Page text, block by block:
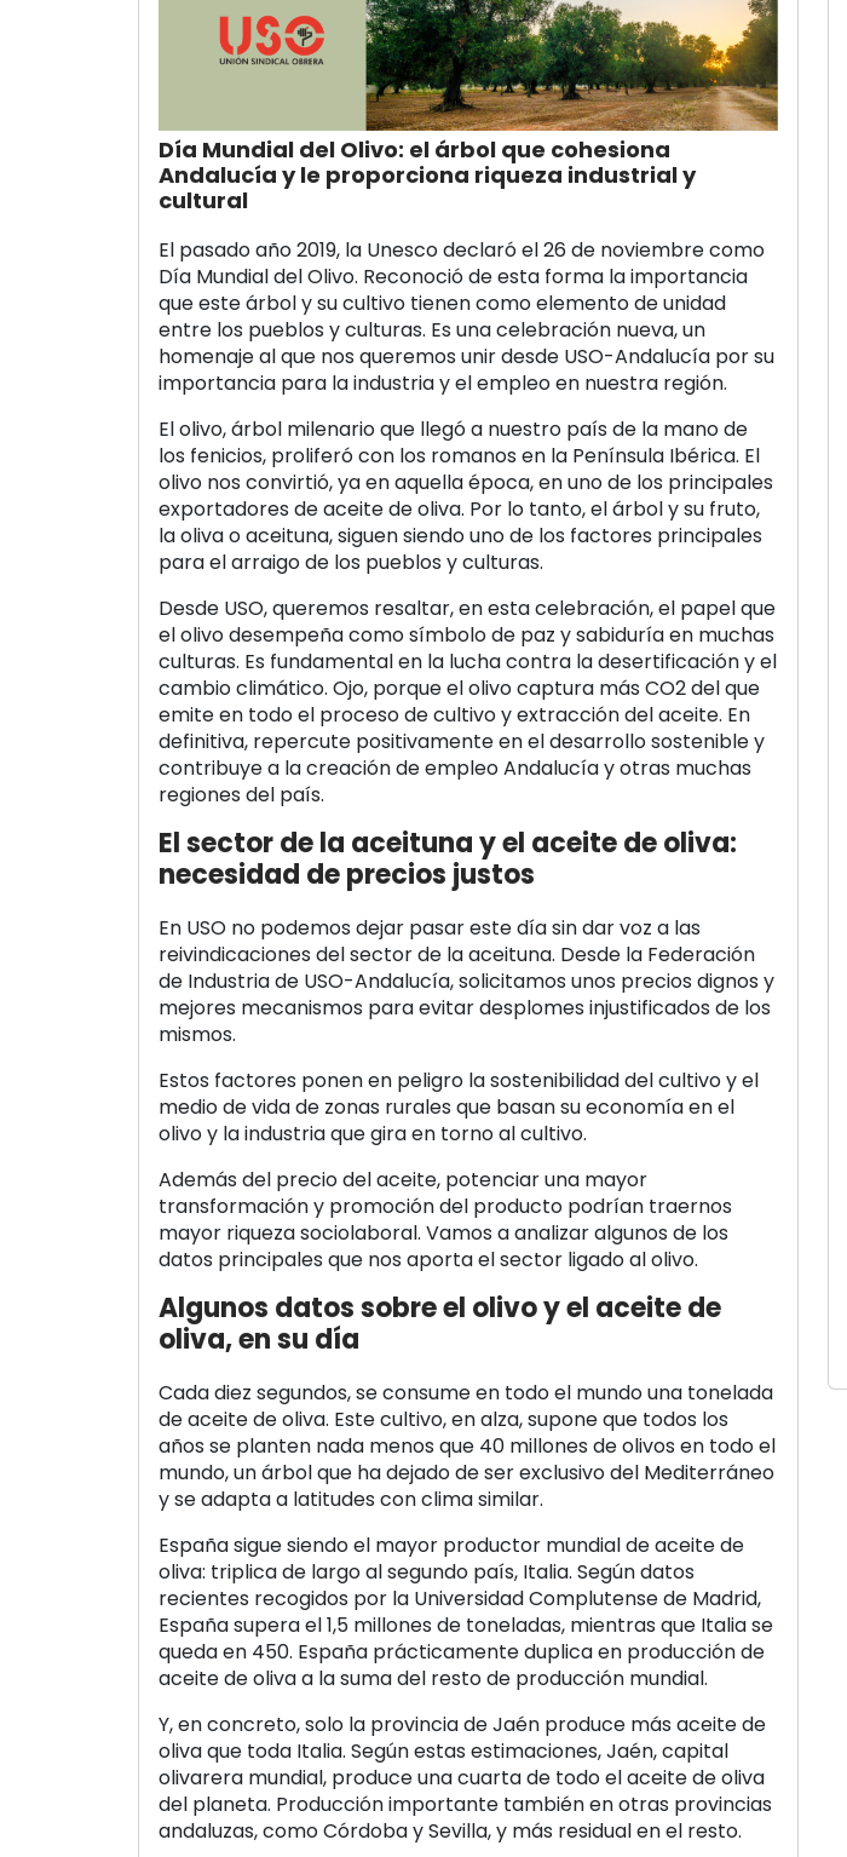
Día Mundial del Olivo: el árbol que cohesiona
Andalucía y le proporciona riqueza industrial y
cultural
El pasado año 2019, la Unesco declaró el 26 de noviembre como
Día Mundial del Olivo. Reconoció de esta forma la importancia
que este árbol y su cultivo tienen como elemento de unidad
entre los pueblos y culturas. Es una celebración nueva, un
homenaje al que nos queremos unir desde USO-Andalucía por su
importancia para la industria y el empleo en nuestra región.
El olivo, árbol milenario que llegó a nuestro país de la mano de
los fenicios, proliferó con los romanos en la Península Ibérica. El
olivo nos convirtió, ya en aquella época, en uno de los principales
exportadores de aceite de oliva. Por lo tanto, el árbol y su fruto,
la oliva o aceituna, siguen siendo uno de los factores principales
para el arraigo de los pueblos y culturas.
Desde USO, queremos resaltar, en esta celebración, el papel que
el olivo desempeña como símbolo de paz y sabiduría en muchas
culturas. Es fundamental en la lucha contra la desertificación y el
cambio climático. Ojo, porque el olivo captura más CO2 del que
emite en todo el proceso de cultivo y extracción del aceite. En
definitiva, repercute positivamente en el desarrollo sostenible y
contribuye a la creación de empleo Andalucía y otras muchas
regiones del país.
El sector de la aceituna y el aceite de oliva:
necesidad de precios justos
En USO no podemos dejar pasar este día sin dar voz a las
reivindicaciones del sector de la aceituna. Desde la Federación
de Industria de USO-Andalucía, solicitamos unos precios dignos y
mejores mecanismos para evitar desplomes injustificados de los
mismos.
Estos factores ponen en peligro la sostenibilidad del cultivo y el
medio de vida de zonas rurales que basan su economía en el
olivo y la industria que gira en torno al cultivo.
Además del precio del aceite, potenciar una mayor
transformación y promoción del producto podrían traernos
mayor riqueza sociolaboral. Vamos a analizar algunos de los
datos principales que nos aporta el sector ligado al olivo.
Algunos datos sobre el olivo y el aceite de
oliva, en su día
Cada diez segundos, se consume en todo el mundo una tonelada
de aceite de oliva. Este cultivo, en alza, supone que todos los
años se planten nada menos que 40 millones de olivos en todo el
mundo, un árbol que ha dejado de ser exclusivo del Mediterráneo
y se adapta a latitudes con clima similar.
España sigue siendo el mayor productor mundial de aceite de
oliva: triplica de largo al segundo país, Italia. Según datos
recientes recogidos por la Universidad Complutense de Madrid,
España supera el 1,5 millones de toneladas, mientras que Italia se
queda en 450. España prácticamente duplica en producción de
aceite de oliva a la suma del resto de producción mundial.
Y, en concreto, solo la provincia de Jaén produce más aceite de
oliva que toda Italia. Según estas estimaciones, Jaén, capital
olivarera mundial, produce una cuarta de todo el aceite de oliva
del planeta. Producción importante también en otras provincias
andaluzas, como Córdoba y Sevilla, y más residual en el resto.